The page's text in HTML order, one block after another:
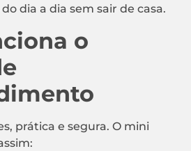
dia a dia sem sair de casa.
o
prática e segura. O mini